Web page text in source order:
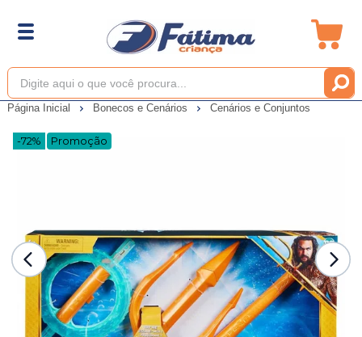
Página Inicial Bonecos e Cenários Cenários e Conjuntos
-72% Promoção